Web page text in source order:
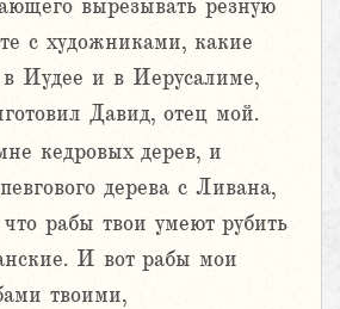
вырезывать резную
с художниками, какие
в Иудее и в Иерусалиме,
Давид, отец мой.
кедровых дерев, и
дерева с Ливана,
рабы твои умеют рубить
И вот рабы мои
твоими,